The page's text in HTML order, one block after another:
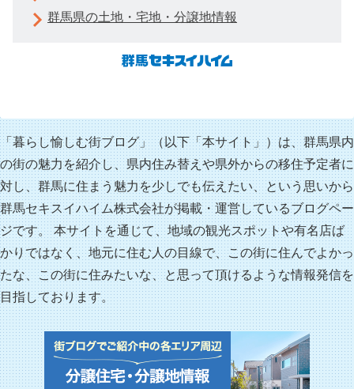
群馬県の土地・宅地・分譲地情報
「暮らし愉しむ街ブログ」（以下「本サイト」）は、群馬県内
の街の魅力を紹介し、県内住み替えや県外からの移住予定者に
対し、群馬に住まう魅力を少しでも伝えたい、という思いから
群馬セキスイハイム株式会社が掲載・運営しているブログペー
ジです。 本サイトを通じて、地域の観光スポットや有名店ば
かりではなく、地元に住む人の目線で、この街に住んでよかっ
たな、この街に住みたいな、と思って頂けるような情報発信を
目指しております。